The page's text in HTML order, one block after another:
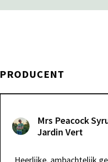
PRODUCENT
Mrs Peacock
Jardin Vert